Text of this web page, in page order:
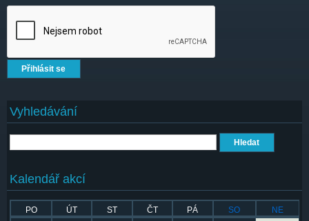
Vyhledávání
Kalendář akcí
PO ÚT ST ČT PÁ SO
NE